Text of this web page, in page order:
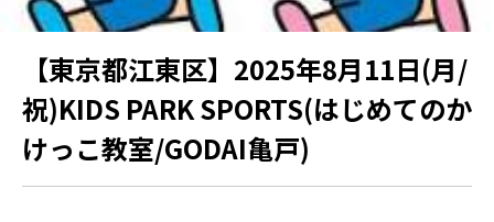
【東京都江東区】2025年8月11日(月/
祝)KIDS PARK SPORTS(はじめてのか
けっこ教室/GODAI亀戸)